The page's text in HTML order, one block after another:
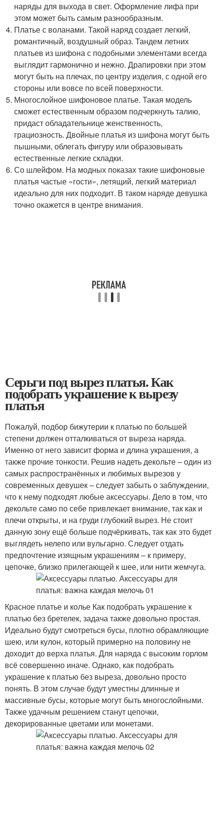
наряды для выхода в свет. Оформление лифа при
этом может быть самым разнообразным.
Платье с воланами. Такой наряд создает легкий,
романтичный, воздушный образ. Тандем летних
платьев из шифона с подобными элементами всегда
выглядит гармонично и нежно. Драпировки при этом
могут быть на плечах, по центру изделия, с одной его
стороны или вовсе по всей поверхности.
Многослойное шифоновое платье. Такая модель
сможет естественным образом подчеркнуть талию,
придаст обладательнице женственность,
грациозность. Двойные платья из шифона могут быть
пышными, облегать фигуру или образовывать
естественные легкие складки.
Со шлейфом. На модных показах такие шифоновые
платья частые «гости», летящий, легкий материал
идеально для них подходит. В таком наряде девушка
точно окажется в центре внимания.
Серьги под вырез платья. Как
подобрать украшение к вырезу
платья
Пожалуй, подбор бижутерии к платью по большей
степени должен отталкиваться от выреза наряда.
Именно от него зависит форма и длина украшения, а
также прочие тонкости. Решив надеть декольте – один из
самых распространённых и любимых вырезов у
современных девушек – следует забыть о заблуждении,
что к нему подходят любые аксессуары. Дело в том, что
декольте само по себе привлекает внимание, так как и
плечи открыты, и на груди глубокий вырез. Не стоит
данную зону ещё больше подчёркивать, так как это будет
выглядеть нелепо или вульгарно. Следует отдать
предпочтение изящным украшениям – к примеру,
цепочке, близко прилегающей к шее, или нити жемчуга.
Красное платье и колье Как подобрать украшение к
платью без бретелек, задача также довольно простая.
Идеально будут смотреться бусы, плотно обрамляющие
шею, или кулон, который примерно на половину не
доходит до верха платья. Для наряда с высоким горлом
всё совершенно иначе. Однако, как подобрать
украшение к платью без выреза, довольно просто
понять. В этом случае будут уместны длинные и
массивные бусы, которые могут быть многослойными.
Также удачным решением станут цепочки,
декорированные цветами или монетами.